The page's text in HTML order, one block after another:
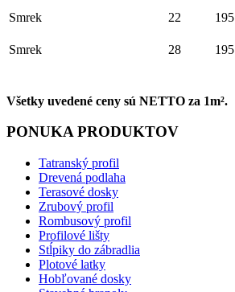
Smrek
22 195
Smrek
28 195
Všetky uvedené ceny sú NETTO za 1m².
PONUKA PRODUKTOV
Tatranský profil
Drevená podlaha
Terasové dosky
Zrubový profil
Rombusový profil
Profilové lišty
Stĺpiky do zábradlia
Plotové latky
Hobľované dosky